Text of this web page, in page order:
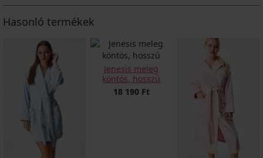
Hasonló termékek
Jenesis meleg
köntös, hosszú
18 190 Ft